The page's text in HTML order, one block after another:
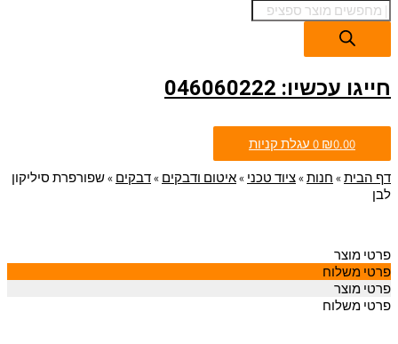
חייגו עכשיו: 046060222
₪0.00
0 עגלת קניות
דף הבית» חנות»ציוד טכני »איטום ודבקים »דבקים »שפורפרת סיליקון
לבן
פרטי מוצר
פרטי משלוח
פרטי מוצר
פרטי משלוח